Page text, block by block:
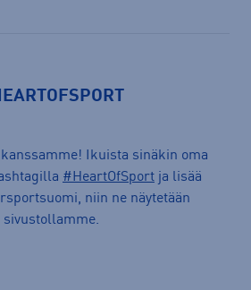
Ikuista sinäkin oma
#HeartOfSport ja lisää
niin ne näytetään
sivustollamme.